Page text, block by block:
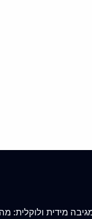
מידית ולוקלית: